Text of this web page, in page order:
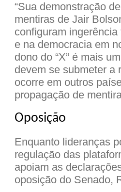
“Sua demonstração
mentiras de Jair
configuram
e na democracia em
dono do “X” é mais
devem se submeter a
ocorre em outros
propagação de
Oposição
Enquanto lideranças
regulação das
apoiam as
oposição do Senado,